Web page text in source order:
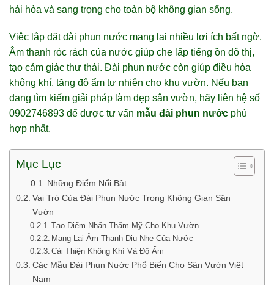
hài hòa và sang trọng cho toàn bộ không gian sống.
Việc lắp đặt đài phun nước mang lại nhiều lợi ích bất ngờ.
Âm thanh róc rách của nước giúp che lấp tiếng ồn đô thị,
tạo cảm giác thư thái. Đài phun nước còn giúp điều hòa
không khí, tăng độ ẩm tự nhiên cho khu vườn. Nếu bạn
đang tìm kiếm giải pháp làm đẹp sân vườn, hãy liên hệ số
0902746893 để được tư vấn mẫu đài phun nước phù
hợp nhất.
Mục Lục
Những Điểm Nổi Bật
Vai Trò Của Đài Phun Nước Trong Không Gian Sân
Vườn
Tạo Điểm Nhấn Thẩm Mỹ Cho Khu Vườn
Mang Lại Âm Thanh Dịu Nhẹ Của Nước
Cải Thiện Không Khí Và Độ Ẩm
Các Mẫu Đài Phun Nước Phổ Biến Cho Sân Vườn Việt
Nam